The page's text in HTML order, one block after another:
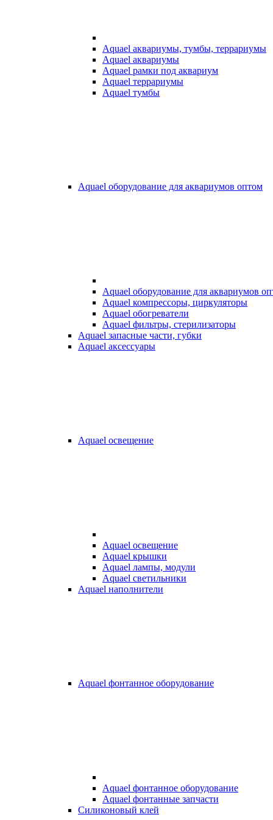
Aquael аквариумы, тумбы, террариумы
Aquael аквариумы
Aquael рамки под аквариум
Aquael террариумы
Aquael тумбы
Aquael оборудование для аквариумов оптом
Aquael оборудование для аквариумов
Aquael компрессоры, циркуляторы
Aquael обогреватели
Aquael фильтры, стерилизаторы
Aquael запасные части, губки
Aquael аксессуары
Aquael освещение
Aquael освещение
Aquael крышки
Aquael лампы, модули
Aquael светильники
Aquael наполнители
Aquael фонтанное оборудование
Aquael фонтанное оборудование
Aquael фонтанные запчасти
Силиконовый клей